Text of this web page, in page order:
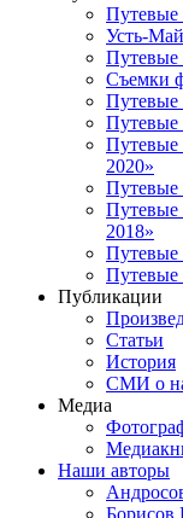
Путевые
Усть-
Путевые
Съемки
Путевые
Путевые
Путевые
2020»
Путевые
Путевые
2018»
Путевые
Путевые
Публикации
Статьи
История
СМИ о
Медиа
Наши авторы
Борисов